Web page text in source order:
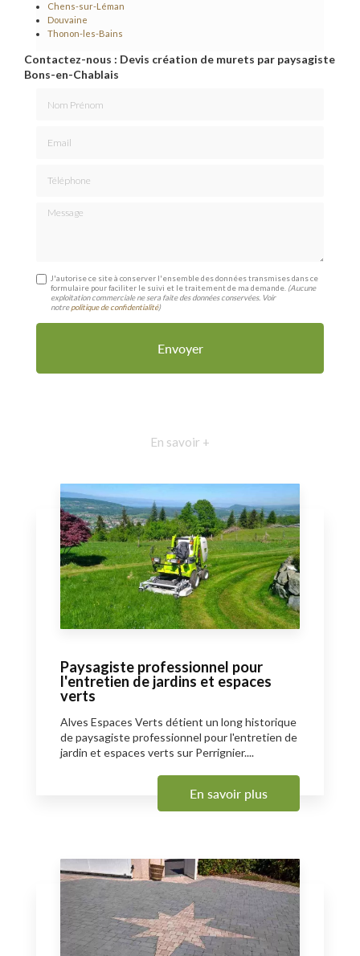
Chens-sur-Léman
Douvaine
Thonon-les-Bains
Contactez-nous : Devis création de murets par paysagiste
Bons-en-Chablais
Message
J'autorise ce site à conserver l'ensemble des données transmises dans ce
formulaire pour faciliter le suivi et le traitement de ma demande. (Aucune
exploitation commerciale ne sera faite des données conservées. Voir
notrepolitique de confidentialité)
En savoir +
Paysagiste professionnel pour
l'entretien de jardins et espaces
verts
Alves Espaces Verts détient un long historique
de paysagiste professionnel pour l'entretien de
jardin et espaces verts sur Perrignier....
En savoir plus